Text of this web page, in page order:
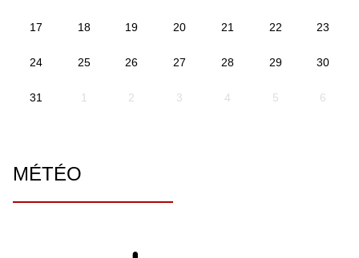
17 18 19 20 21 22 23
24 25 26 27 28 29 30
31 1 2 3 4 5 6
MÉTÉO